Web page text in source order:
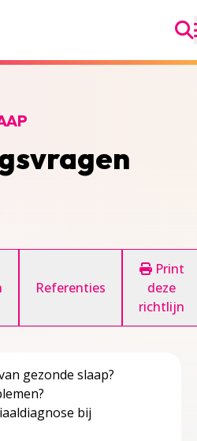
Referenties
Print
deze
richtlijn
gezonde slaap?
bij